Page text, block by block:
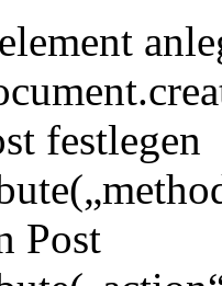
festlegen
Post